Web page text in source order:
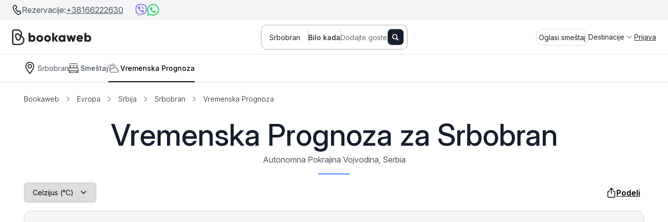
Rezervacije:+38166222630
Srbobran Bilo kadaDodajte goste Oglasi smeštaj Destinacije
Srbija
Srbija
Niš Banja Koviljača Sokobanja Fruška gora Vrnjačka Banja
Stara planina Banja Vrujci
Spremite se za virtuelno putovanje
planine, ali i u ravničarskim predelima
prostrane Vojvodine. Istraživanje
Prijava
Srbobran Smeštaj Vremenska Prognoza
Bookaweb Evropa Srbija Srbobran Vremenska Prognoza
Vremenska Prognoza za Srbobran
Autonomna Pokrajina Vojvodina, Serbia
Podeli